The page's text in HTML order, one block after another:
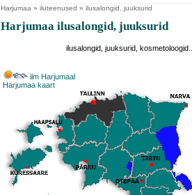
Harjumaa » iluteenused » ilusalongid, juuksurid
Harjumaa ilusalongid, juuksurid
ilusalongid, juuksurid, kosmetoloogid...
ilm Harjumaal
Harjumaa kaart